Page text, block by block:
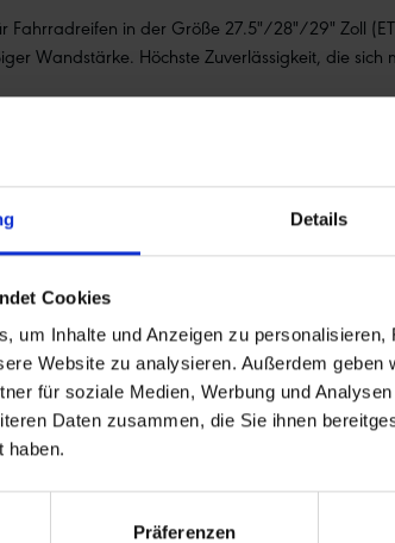
Details
Cookies
um Inhalte und Anzeigen zu
Website zu analysieren. Außerdem
für soziale Medien, Werbung und
Daten zusammen, die Sie ihnen
haben.
Präferenzen
Fahrradreifen in der Größe 27.5"/28"/29" Zoll
Wandstärke. Höchste Zuverlässigkeit, die sich
die Suche zur Eingrenzung der
die dich interessieren. Sortiere